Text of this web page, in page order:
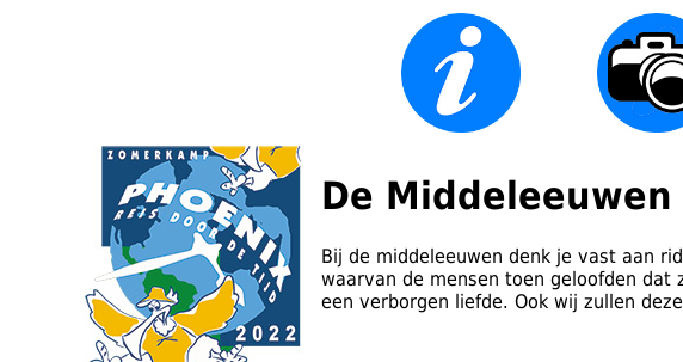
De Middeleeuwen
Bij de middeleeuwen denk je vast aan
waarvan de mensen toen geloofden
een verborgen liefde. Ook wij zullen